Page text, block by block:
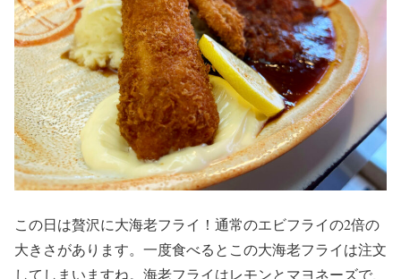
この日は贅沢に大海老フライ！通常のエビフライの2倍の
大きさがあります。一度食べるとこの大海老フライは注文
してしまいますね。海老フライはレモンとマヨネーズで、